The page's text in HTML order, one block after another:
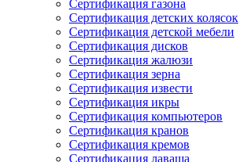
Сертификация газона
Сертификация детских колясок
Сертификация детской мебели
Сертификация дисков
Сертификация жалюзи
Сертификация зерна
Сертификация извести
Сертификация икры
Сертификация компьютеров
Сертификация кранов
Сертификация кремов
Сертификация лаваша